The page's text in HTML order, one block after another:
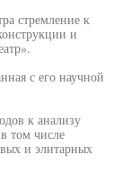
стремление к
и
с его научной
к анализу
том числе
и элитарных